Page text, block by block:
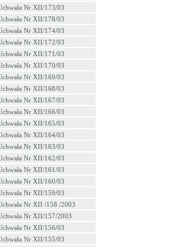
Nr XII/173/03
Nr XII/178/03
Nr XII/174/03
Nr XII/172/03
Nr XII/171/03
Nr XII/170/03
Nr XII/169/03
Nr XII/168/03
Nr XII/167/03
Nr XII/166/03
Nr XII/165/03
Nr XII/164/03
Nr XII/163/03
Nr XII/162/03
Nr XII/161/03
Nr XII/160/03
Nr XII/159/03
Nr XII /158 /2003
Nr XII/157/2003
Nr XII/156/03
Nr XII/155/03